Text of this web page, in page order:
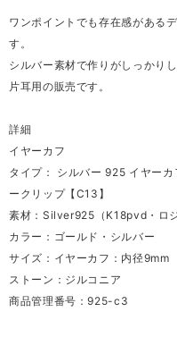
ワンポイントでも存在感がある
す。
シルバー素材で作りがしっかり
片耳用の販売です。
詳細
イヤーカフ
タイプ： シルバー 925 イヤー
ークリップ【C13】
素材：Silver925（K18pvd・ロ
カラー：ゴールド・シルバー
サイズ：イヤーカフ：内径9mm
ストーン：ジルコニア
商品管理番号：925-c3